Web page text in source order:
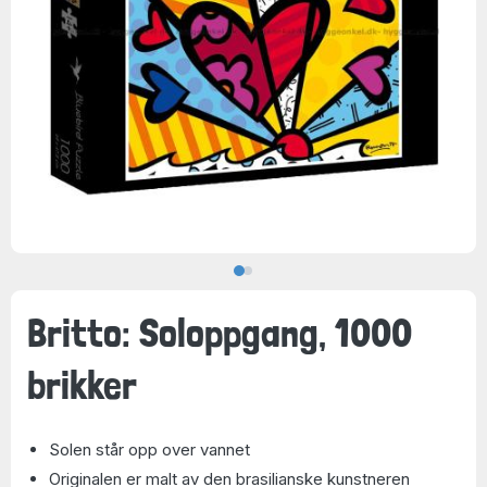
Britto: Soloppgang, 1000
brikker
Solen står opp over vannet
Originalen er malt av den brasilianske kunstneren